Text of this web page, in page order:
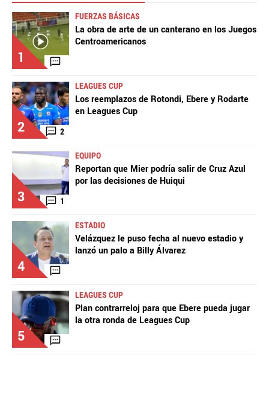
1
FUERZAS BÁSICAS
La obra de arte de un canterano en los Juegos
Centroamericanos
2 2
LEAGUES CUP
Los reemplazos de Rotondi, Ebere y Rodarte
en Leagues Cup
3 1
EQUIPO
Reportan que Mier podría salir de Cruz Azul
por las decisiones de Huiqui
4
ESTADIO
Velázquez le puso fecha al nuevo estadio y
lanzó un palo a Billy Álvarez
5
LEAGUES CUP
Plan contrarreloj para que Ebere pueda jugar
la otra ronda de Leagues Cup